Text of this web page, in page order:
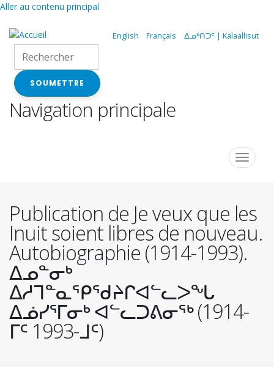
Aller au contenu principal
English Français ᐃᓄᒃᑎᑐᑦ | Kalaallisut
SOUMETTRE
Navigation principale
Toggle
Publication de Je veux que les
Inuit soient libres de nouveau.
Autobiographie (1914-1993).
ᐃᓄᓐᓂᒃ
ᐃᓱᒣᓐᓇᕿᖁᔨᒋᐊᓪᓚᐳᖓ
ᐃᓅᓯᕐᒥᓂᒃ ᐊᓪᓚᑐᕕᓂᖅ (1914-
ᒥᑦ 1993-ᒧᑦ)